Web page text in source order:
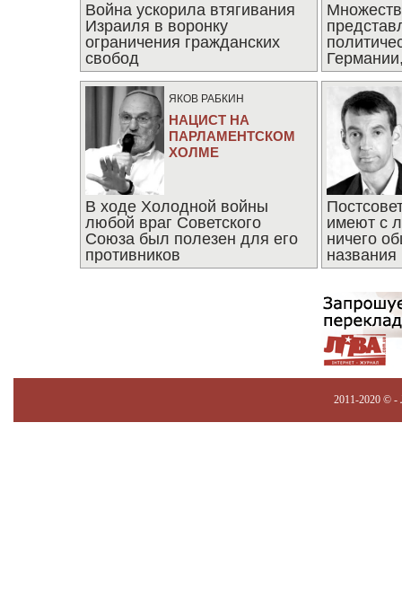
Война ускорила втягивания
Израиля в воронку
ограничения гражданских
свобод
ЯКОВ РАБКИН
НАЦИСТ НА
ПАРЛАМЕНТСКОМ
ХОЛМЕ
В ходе Холодной войны
любой враг Советского
Союза был полезен для его
противников
имеют с
ничего
названия
2011-2020 © -